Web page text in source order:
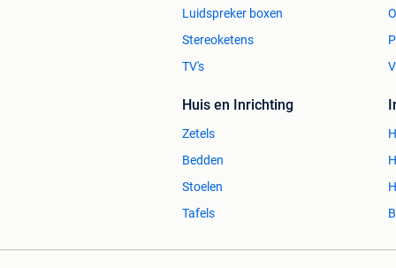
Luidspreker boxen
Stereoketens
TV's
Huis en Inrichting
Zetels
Bedden
Stoelen
Tafels